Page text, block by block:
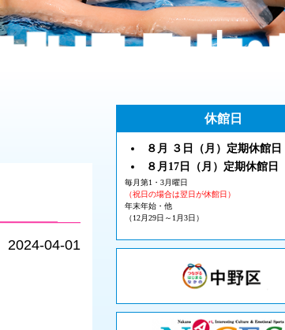
2024-04-01
休館日
８月 ３ 日（月 ） 定期休館日
８月17日（月 ）定期休館日
毎月第1・3月曜日
（祝日の場合は翌日が休館日）
年末年始・他
（12月29日～1月3日）